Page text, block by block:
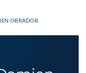
OBRADOR